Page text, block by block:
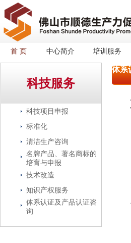
首 页 中心简介 培训服务
科技服务
科技项目申报
标准化
清洁生产咨询
名牌产品、著名商标的
培育与申报
技术改造
知识产权服务
体系认证及产品认证咨
询
体系